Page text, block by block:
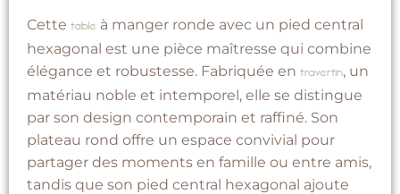
Cette table à manger ronde avec un pied central
hexagonal est une pièce maîtresse qui combine
élégance et robustesse. Fabriquée en travertin, un
matériau noble et intemporel, elle se distingue
par son design contemporain et raffiné. Son
plateau rond offre un espace convivial pour
partager des moments en famille ou entre amis,
tandis que son pied central hexagonal ajoute